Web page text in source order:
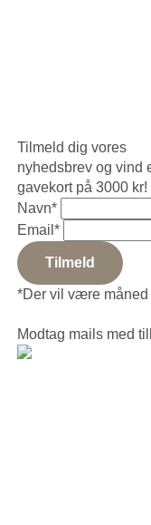
Tilmeld dig vores
nyhedsbrev og vind
gavekort på 3000 kr!
Navn*
Email *
Tilmeld
*Der vil være måned
Modtag mails med